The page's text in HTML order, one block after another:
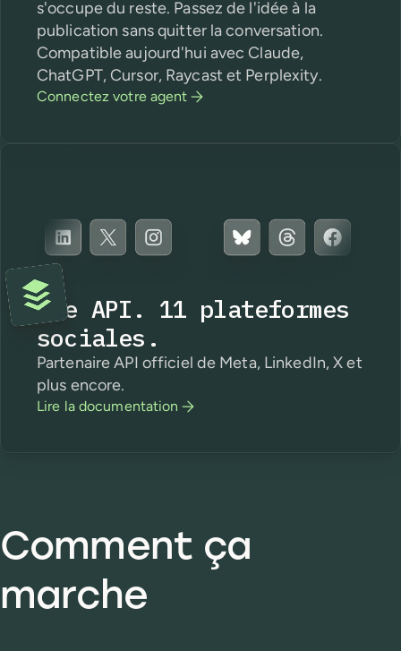
s'occupe du reste. Passez de l'idée à la
publication sans quitter la conversation.
Compatible aujourd'hui avec Claude,
ChatGPT, Cursor, Raycast et Perplexity.
Connectez votre agent
Une API. 11 plateformes
sociales.
Partenaire API officiel de Meta, LinkedIn, X et
plus encore.
Lire la documentation
Comment ça
marche